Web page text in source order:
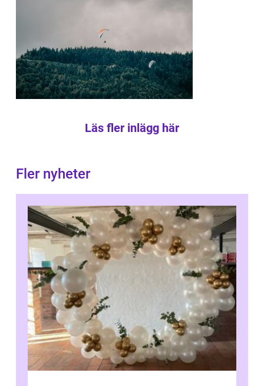
Läs fler inlägg här
Fler nyheter